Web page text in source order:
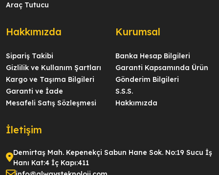
Araç Tutucu
Hakkımızda
Sipariş Takibi
Gizlilik ve Kullanım Şartları
Kargo ve Taşıma Bilgileri
Garanti ve İade
Mesafeli Satış Sözleşmesi
Kurumsal
Banka Hesap Bilgileri
Garanti Kapsamında Ürün
Gönderim Bilgileri
S.S.S.
Hakkımızda
İletişim
Demirtaş Mah. Kepenekçi Sabun Hane Sok. No:19 Sucu İş
Hanı Kat:4 İç Kapı:411